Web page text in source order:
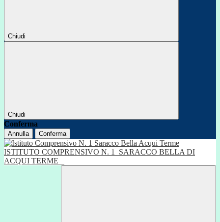
Chiudi
Chiudi
Conferma
Annulla Conferma
ISTITUTO COMPRENSIVO N. 1
SARACCO BELLA DI
ACQUI TERME